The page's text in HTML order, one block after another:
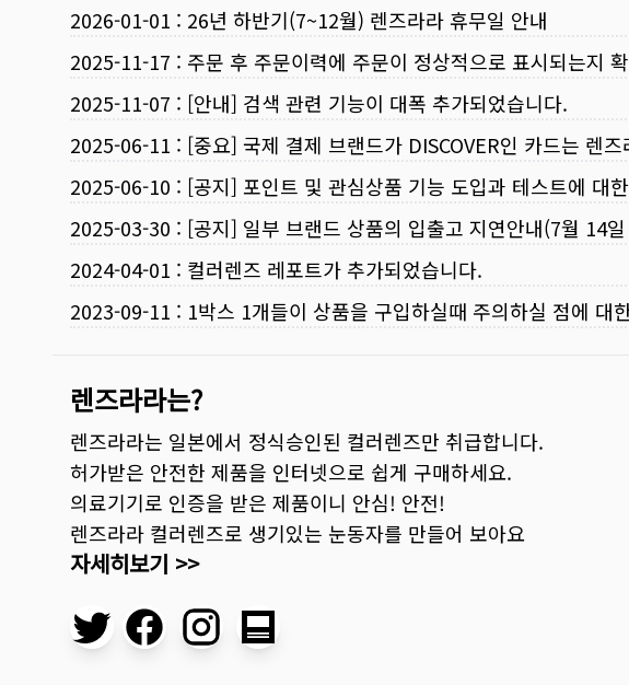
2026-01-01 : 26년 하반기(7~12월) 렌즈라라 휴무일 안내
2025-11-17 : 주문 후 주문이력에 주문이 정상적으로 표시되는지
2025-11-07 : [안내] 검색 관련 기능이 대폭 추가되었습니다.
2025-06-11 : [중요] 국제 결제 브랜드가 DISCOVER인 카드는 렌
2025-06-10 : [공지] 포인트 및 관심상품 기능 도입과 테스트에 대
2025-03-30 : [공지] 일부 브랜드 상품의 입출고 지연안내(7월 14
2024-04-01 : 컬러렌즈 레포트가 추가되었습니다.
2023-09-11 : 1박스 1개들이 상품을 구입하실때 주의하실 점에 대
렌즈라라는?
렌즈라라는 일본에서 정식승인된 컬러렌즈만 취급합니다.
허가받은 안전한 제품을 인터넷으로 쉽게 구매하세요.
의료기기로 인증을 받은 제품이니 안심! 안전!
렌즈라라 컬러렌즈로 생기있는 눈동자를 만들어 보아요
자세히보기 >>